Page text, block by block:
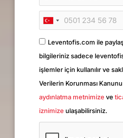
Turkey
+90Leventofis.com ile
bilgileriniz sadece
işlemler için kullanılır ve
Verilerin Korunması
aydınlatma metnimize ve
iznimize ulaşabilirsiniz.